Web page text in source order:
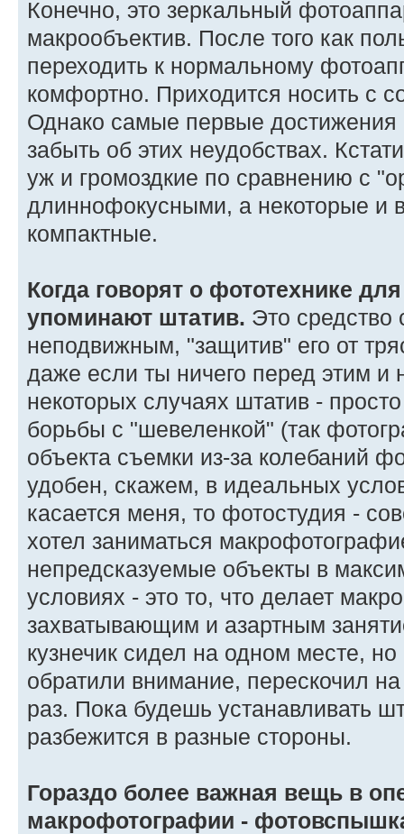
Конечно, это зеркальный
макрообъектив. После того как
переходить к нормальному
комфортно. Приходится носить с
Однако самые первые достижения
забыть об этих неудобствах.
уж и громоздкие по сравнению с
длиннофокусными, а некоторые и
компактные.
Когда говорят о фототехнике
упоминают штатив. Это средство
неподвижным, "защитив" его от
даже если ты ничего перед этим и
некоторых случаях штатив -
борьбы с "шевеленкой" (так
объекта съемки из-за колебаний
удобен, скажем, в идеальных
касается меня, то фотостудия -
хотел заниматься
непредсказуемые объекты в
условиях - это то, что делает
захватывающим и азартным
кузнечик сидел на одном месте, но
обратили внимание, перескочил
раз. Пока будешь устанавливать
разбежится в разные стороны.
Гораздо более важная вещь в
макрофотографии -